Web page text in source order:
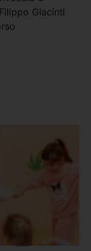
Giacinti